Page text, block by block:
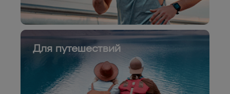
Для путешествий